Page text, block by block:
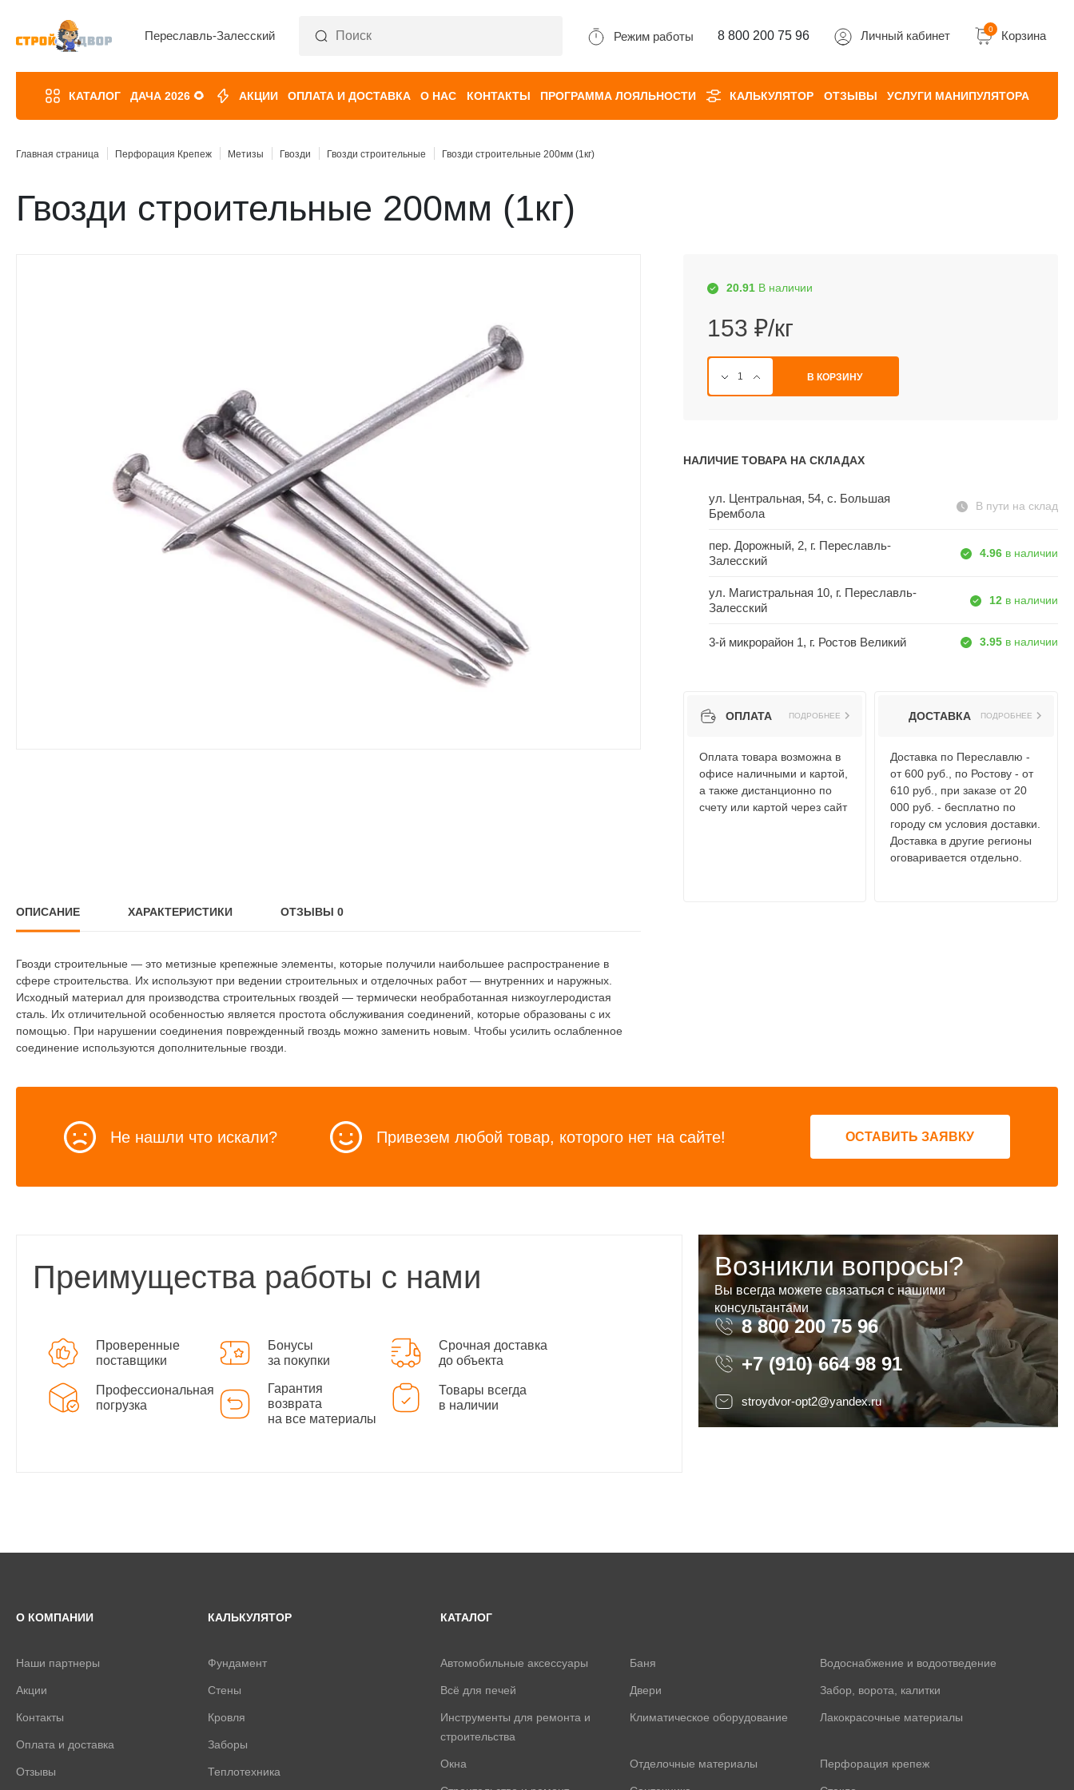
Переславль-Залесский Режим работы 8 800 200 75 96 Личный кабинет 0 Корзина
КАТАЛОГ ДАЧА 2026 🌻 АКЦИИ ОПЛАТА И ДОСТАВКА О НАС КОНТАКТЫ ПРОГРАММА ЛОЯЛЬНОСТИ КАЛЬКУЛЯТОР ОТЗЫВЫ УСЛУГИ МАНИПУЛЯТОРА
Главная страница Перфорация Крепеж Метизы Гвозди Гвозди строительные Гвозди строительные 200мм (1кг)
Гвозди строительные 200мм (1кг)
20.91 В наличии
153 ₽/кг
В КОРЗИНУ
НАЛИЧИЕ ТОВАРА НА СКЛАДАХ
ул. Центральная, 54, c. Большая
Брембола
В пути на склад
пер. Дорожный, 2, г. Переславль-
Залесский
4.96 в наличии
ул. Магистральная 10, г. Переславль-
Залесский
12 в наличии
3-й микрорайон 1, г. Ростов Великий 3.95 в наличии
ОПЛАТА ПОДРОБНЕЕ
Оплата товара возможна в
офисе наличными и картой,
а также дистанционно по
счету или картой через сайт
ДОСТАВКА ПОДРОБНЕЕ
Доставка по Переславлю -
от 600 руб., по Ростову - от
610 руб., при заказе от 20
000 руб. - бесплатно по
городу см условия доставки.
Доставка в другие регионы
оговаривается отдельно.
ОПИСАНИЕ ХАРАКТЕРИСТИКИ ОТЗЫВЫ 0
Гвозди строительные — это метизные крепежные элементы, которые получили наибольшее распространение в
сфере строительства. Их используют при ведении строительных и отделочных работ — внутренних и наружных.
Исходный материал для производства строительных гвоздей — термически необработанная низкоуглеродистая
сталь. Их отличительной особенностью является простота обслуживания соединений, которые образованы с их
помощью. При нарушении соединения поврежденный гвоздь можно заменить новым. Чтобы усилить ослабленное
соединение используются дополнительные гвозди.
Не нашли что искали? Привезем любой товар, которого нет на сайте! ОСТАВИТЬ ЗАЯВКУ
Преимущества работы с нами
Проверенные
поставщики
Бонусы
за покупки
Срочная доставка
до объекта
Профессиональная
погрузка
Гарантия
возврата
на все материалы
Товары всегда
в наличии
Возникли вопросы?
Вы всегда можете связаться с нашими
консультантами
8 800 200 75 96 8 800 200 75 96
+7 (910) 664 98 91
stroydvor-opt2@yandex.ru
О КОМПАНИИ
Наши партнеры
Акции
Контакты
Оплата и доставка
Отзывы
КАЛЬКУЛЯТОР
Фундамент
Стены
Кровля
Заборы
Теплотехника
КАТАЛОГ
Автомобильные аксессуары Баня Водоснабжение и водоотведение
Всё для печей Двери Забор, ворота, калитки
Инструменты для ремонта и
строительства
Климатическое оборудование Лакокрасочные материалы
Окна Отделочные материалы Перфорация крепеж